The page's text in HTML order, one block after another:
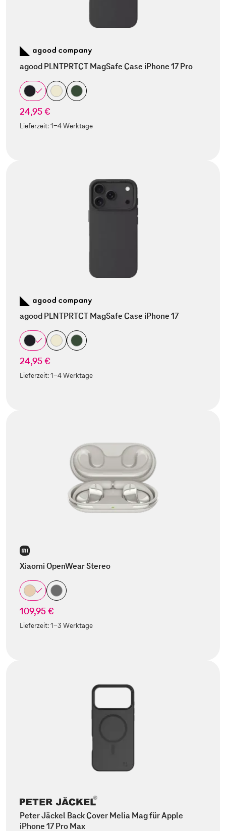
agood PLNTPRTCT MagSafe Case iPhone 17 Pro
24,95 €
Lieferzeit:1-4 Werktage
agood PLNTPRTCT MagSafe Case iPhone 17
24,95 €
Lieferzeit:1-4 Werktage
Xiaomi OpenWear Stereo
109,95 €
Lieferzeit:1-3 Werktage
Peter Jäckel Back Cover Melia Mag für Apple
iPhone 17 Pro Max